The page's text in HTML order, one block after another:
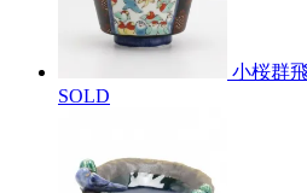
小桜群
SOLD